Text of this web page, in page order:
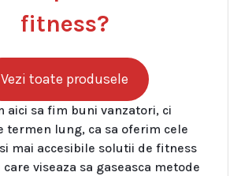
fitness?
Vezi toate produsele
aici sa fim buni vanzatori, ci
termen lung, ca sa oferim cele
mai accesibile solutii de fitness
viseaza sa gaseasca metode